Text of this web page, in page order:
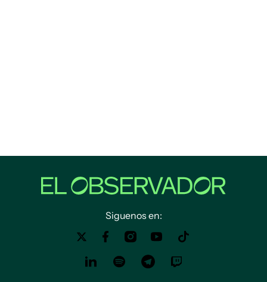
Siguenos en: